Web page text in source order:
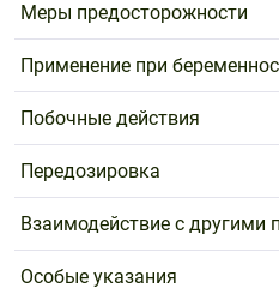
Меры предосторожности
Применение при
Побочные действия
Передозировка
Взаимодействие с другими
Особые указания